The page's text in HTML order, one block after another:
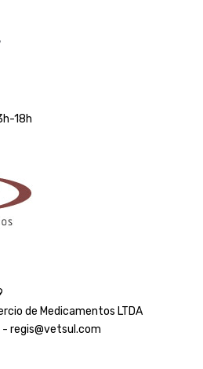
18h
de Medicamentos LTDA
regis@vetsul.com